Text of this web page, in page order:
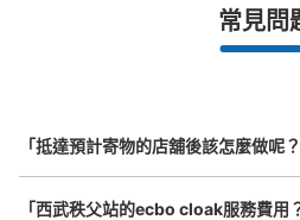
事先用手機
指定的日期
全國有1,000家以上
最長邊未滿45cm的行李
¥800/日
常見問
「抵達預計寄物的店舖後該怎麼做呢？
「西武秩父站的ecbo cloak服務費用